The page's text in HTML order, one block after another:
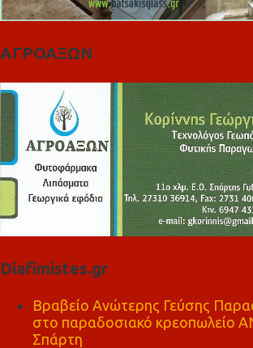
ΑΓΡΟΑΞΩΝ
Diafimistes.gr
Βραβείο Ανώτερης Γεύσης
στο παραδοσιακό κρεοπωλείο
Σπάρτη